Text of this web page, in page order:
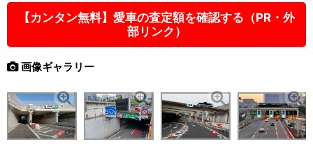
【カンタン無料】愛車の査定額を確認する（PR・外
部リンク）
画像ギャラリー